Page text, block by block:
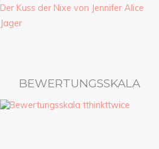
Der Kuss der Nixe von Jennifer Alice
Jager
BEWERTUNGSSKALA